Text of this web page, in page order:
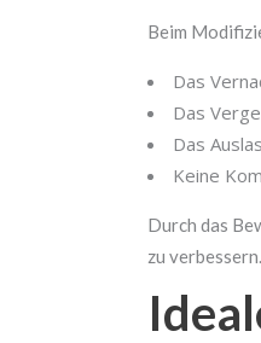
Beim
Das
Das
Das
Keine
Durch das
zu verbessern.